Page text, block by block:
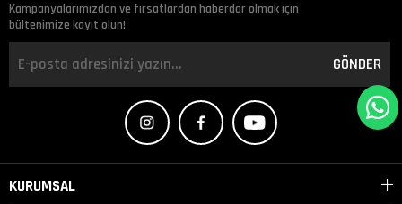
Kampanyalarımızdan ve fırsatlardan haberdar olmak için
bültenimize kayıt olun!
GÖNDER
KURUMSAL